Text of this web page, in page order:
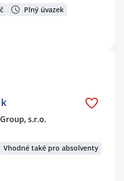
Plný úvazek
s.r.o.
Vhodné také pro absolventy